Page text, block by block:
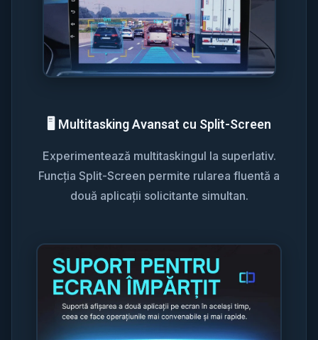
🖥️ Multitasking Avansat cu Split-Screen
Experimentează multitaskingul la superlativ.
Funcția Split-Screen permite rularea fluentă a
două aplicații solicitante simultan.